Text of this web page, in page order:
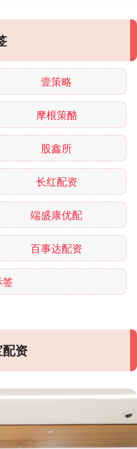
壹策略
摩根策酪
股鑫所
长红配资
端盛康优配
百事达配资
签
资